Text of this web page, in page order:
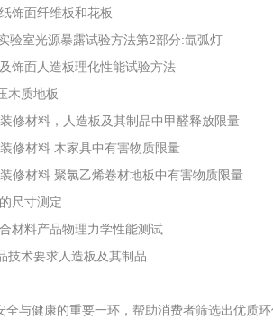
饰面纤维板和花板
验室光源暴露试验方法第2部分:氙弧灯
饰面人造板理化性能试验方法
木质地板
修材料，人造板及其制品中甲醛释放限量
修材料 木家具中有害物质限量
修材料 聚氯乙烯卷材地板中有害物质限量
尺寸测定
材料产品物理力学性能测试
技术要求人造板及其制品
全与健康的重要一环，帮助消费者筛选出优质